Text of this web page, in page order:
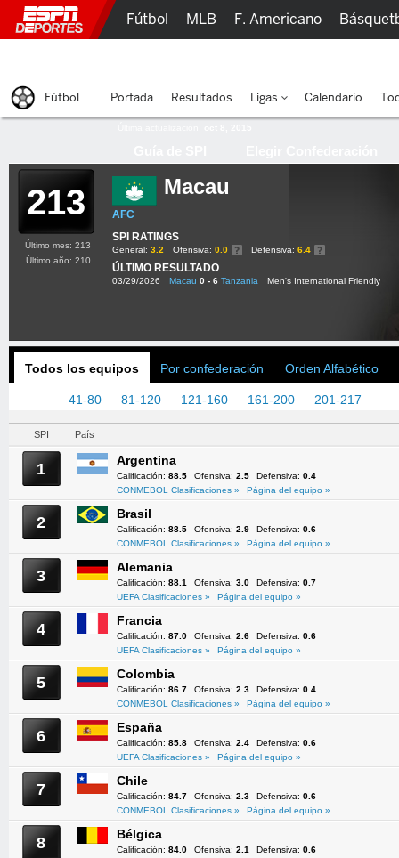
213 Macau
AFC
SPI RATINGS
General: 3.2 Ofensiva: 0.0 Defensiva: 6.4
ÚLTIMO RESULTADO
03/29/2026 Macau 0 - 6 Tanzania Men's International Friendly
Último mes: 213
Último año: 210
Todos los equipos Por confederación Orden Alfabético
41-80 81-120 121-160 161-200 201-217
SPI País
1 Argentina
Calificación: 88.5 Ofensiva: 2.5 Defensiva: 0.4
CONMEBOL Clasificaciones »
Página del equipo »
2 Brasil
Calificación: 88.5 Ofensiva: 2.9 Defensiva: 0.6
CONMEBOL Clasificaciones »
Página del equipo »
3 Alemania
Calificación: 88.1 Ofensiva: 3.0 Defensiva: 0.7
UEFA Clasificaciones »
Página del equipo »
4 Francia
Calificación: 87.0 Ofensiva: 2.6 Defensiva: 0.6
UEFA Clasificaciones »
Página del equipo »
5 Colombia
Calificación: 86.7 Ofensiva: 2.3 Defensiva: 0.4
CONMEBOL Clasificaciones »
Página del equipo »
6 España
Calificación: 85.8 Ofensiva: 2.4 Defensiva: 0.6
UEFA Clasificaciones »
Página del equipo »
7 Chile
Calificación: 84.7 Ofensiva: 2.3 Defensiva: 0.6
CONMEBOL Clasificaciones »
Página del equipo »
8 Bélgica
Calificación: 84.0 Ofensiva: 2.1 Defensiva: 0.6
Fútbol MLB F. Americano
Fútbol Portada Resultados Ligas Calendario